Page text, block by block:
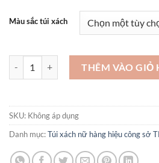
Màu sắc túi xách
Túi xách nữ công sở túi xách nữ hàng
THÊM VÀO GIỎ
SKU: Không áp dụng
Danh mục:Túi xách nữ hàng hiệu công sở